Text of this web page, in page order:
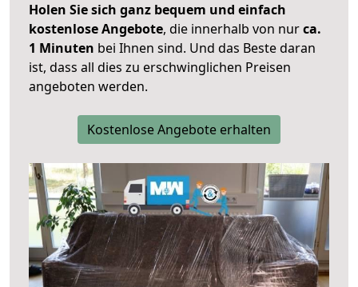
Holen Sie sich ganz bequem und einfach
kostenlose Angebote, die innerhalb von nurca.
1 Minuten bei Ihnen sind. Und das Beste daran
ist, dass all dies zu erschwinglichen Preisen
angeboten werden.
Kostenlose Angebote erhalten